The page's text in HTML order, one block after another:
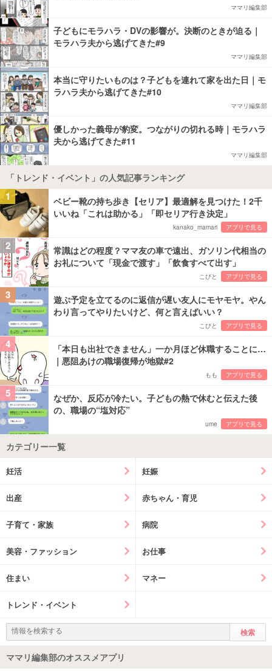
ママリ編集部
子どもにモラハラ・DVの影響が。決断のときが迫る｜
モラハラ夫から逃げてきた#9
ママリ編集部
本当に守りたいものは？子どもを連れて家を出た日｜モ
ラハラ夫から逃げてきた#10
ママリ編集部
優しかった義母が豹変。つながりの切れる時｜モラハラ
夫から逃げてきた#11
ママリ編集部
「トレンド・イベント」の人気記事ランキング
1
ベビー靴の持ち歩き【セリア】最適解を見つけた！2千
いいね「これは助かる」「即セリア行き決定」
kanako_mamari アプリで見る
2
常識はどの程度？ママ友の車で遠出、ガソリン代相当の
お礼について「現金で渡す」「飲食すべて出す」
こびと アプリで見る
3
遊ぶ予定を立てるのに返信が遅い友人にモヤモヤ。やん
わり言ってやりたいけど、何と言えばいい？
こびと アプリで見る
4
「本日も出社できません」一か月ほど休職することに…
｜悪阻あけの職場復帰が地獄#2
もも アプリで見る
5
なぜか、反応が冷たい。子どもの熱で休むと伝えた後
の、職場の“塩対応”
ume アプリで見る
カテゴリー一覧
妊活 妊娠
出産 赤ちゃん・育児
子育て・家族 病院
美容・ファッション お仕事
住まい マネー
トレンド・イベント
ママリ編集部のオススメアプリ